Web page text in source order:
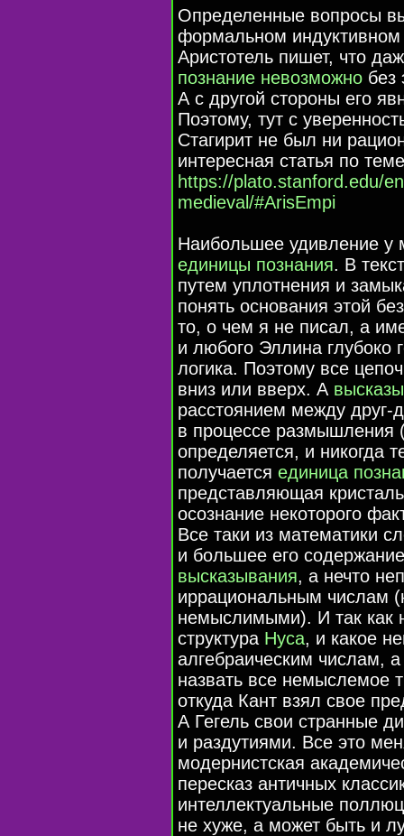
Определенные вопросы
формальном
Аристотель пишет, что
познание невозможно без
А с другой стороны его
Поэтому, тут с
Стагирит не был ни
интересная статья по
https://plato.stanford.edu/
medieval/#ArisEmpi
Наибольшее удивление у
единицы познания. В
путем уплотнения и
понять основания этой
то, о чем я не писал, а
и любого Эллина глубоко
логика. Поэтому все
вниз или вверх. А
расстоянием между друг-
в процессе размышления
определяется, и никогда
получается единица
представляющая
осознание некоторого
Все таки из математики
и большее его
высказывания, а нечто
иррациональным числам
немыслимыми). И так как
структура Нуса, и какое
алгебраическим числам,
назвать все немыслемое
откуда Кант взял свое
А Гегель свои странные
и раздутиями. Все это
модернистская
пересказ античных
интеллектуальные
не хуже, а может быть и